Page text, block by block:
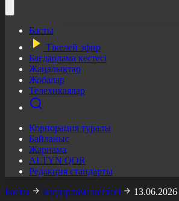
Басты
Тікелей эфир
Бағдарлама кестесі
Жаңалықтар
Жобалар
Телехикаялар
Корпорация туралы
Байланыс
Жарнама
ALTYN QOR
Редакция стандарты
Басты
Бағдарлама кестесі 13.06.2026